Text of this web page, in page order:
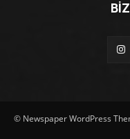
© Newspaper WordPress